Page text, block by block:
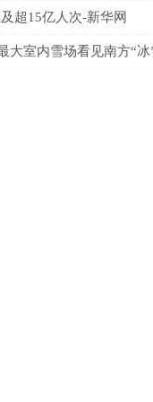
超15亿人次-新华网
大室内雪场看见南方“冰